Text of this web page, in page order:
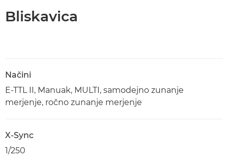
Bliskavica
Načini
E-TTL II, Manuak, MULTI, samodejno zunanje
merjenje, ročno zunanje merjenje
X-Sync
1/250